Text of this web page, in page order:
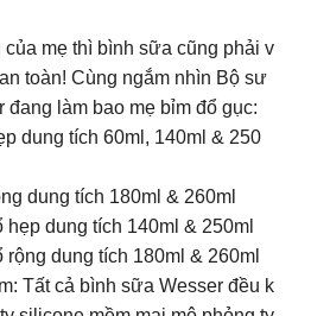
của mẹ thì bình sữa cũng phải v
toàn! Cùng ngắm nhìn Bộ sư
đang làm bao mẹ bỉm đổ gục:
dung tích 60ml, 140ml & 250
dung tích 180ml & 260ml
dung tích 140ml & 250ml
dung tích 180ml & 260ml
Tất cả bình sữa Wesser đều k